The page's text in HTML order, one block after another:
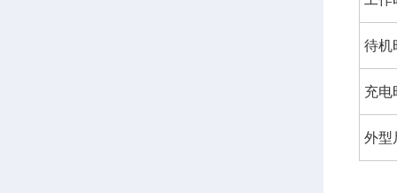
待机
充电
外型